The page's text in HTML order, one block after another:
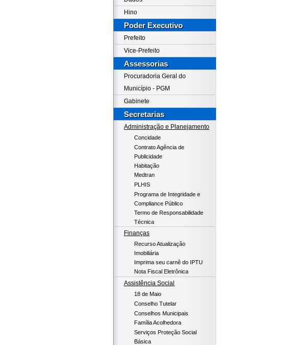
Hino
Poder Executivo
Prefeito
Vice-Prefeito
Assessorias
Procuradoria Geral do
Município - PGM
Gabinete
Secretarias
Administração e Planejamento
Concidade
Contrato Agência de
Publicidade
Habitação
Medtran
PLHIS
Programa de Integridade e
Compliance Público
Termo de Responsabilidade
Técnica
Finanças
Recurso Atualização
Imobiliária
Imprima seu carnê do IPTU
Nota Fiscal Eletrônica
Assistência Social
18 de Maio
Conselho Tutelar
Conselhos Municipais
Família Acolhedora
Serviços Proteção Social
Básica